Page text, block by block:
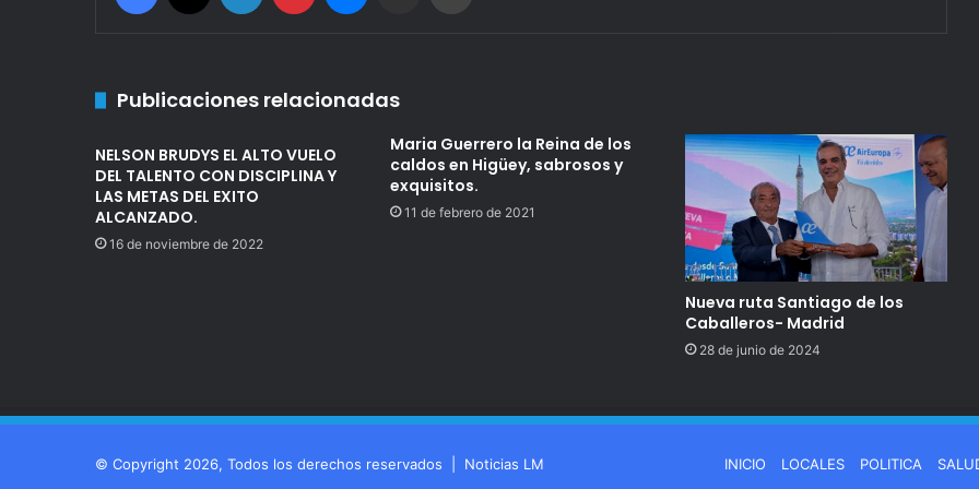
Publicaciones relacionadas
NELSON BRUDYS EL ALTO VUELO
DEL TALENTO CON DISCIPLINA Y
LAS METAS DEL EXITO
ALCANZADO.
16 de noviembre de 2022
Maria Guerrero la Reina de los
caldos en Higüey, sabrosos y
exquisitos.
11 de febrero de 2021
Nueva ruta Santiago de los
Caballeros- Madrid
28 de junio de 2024
© Copyright 2026, Todos los derechos reservados | Noticias LM INICIO LOCALES POLITICA